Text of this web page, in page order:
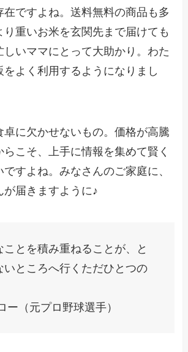
在ですよね。送料無料の商品も多
り重いお米を玄関先まで届けても
しいママにとって大助かり。わた
をよく利用するようになりまし
卓に欠かせないもの。価格が高騰
らこそ、上手に情報を集めて賢く
すよね。みなさんのご家庭に、
が届きますように♪
ことを積み重ねることが、と
いところへ行くただひとつの
（元プロ野球選手）